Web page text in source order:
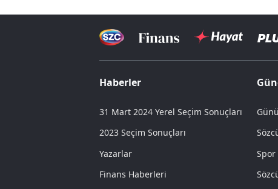
Haberler
31 Mart 2024 Yerel Seçim Sonuçları
2023 Seçim Sonuçları
Yazarlar
Finans Haberleri